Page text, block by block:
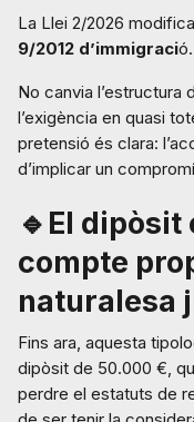
La Llei 2/2026
9/2012 d’immigració.
No canvia
l’exigència en quasi
pretensió és clara:
d’implicar un
🔹El
compte
naturalesa
Fins ara, aquesta
dipòsit de 50.000 €,
perdre el estatuts de